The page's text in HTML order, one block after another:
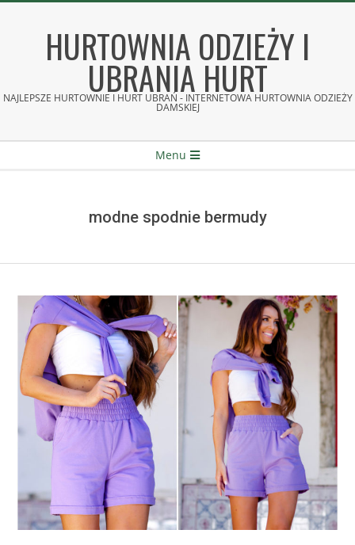
HURTOWNIA ODZIEŻY I
UBRANIA HURT
NAJLEPSZE HURTOWNIE I HURT UBRAŃ - INTERNETOWA HURTOWNIA ODZIEŻY
DAMSKIEJ
Menu
modne spodnie bermudy